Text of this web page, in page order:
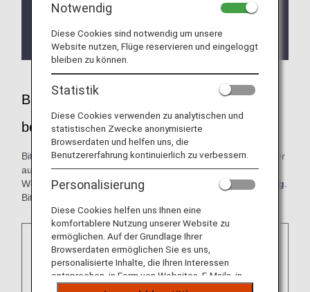
Wenn Sie an Schlafapnoe leiden (und ein
CPAP-Gerät verwenden), wenden Sie sich bitte
vor Ihrem Flug an den ANA Disability Desk.
Bitte teilen Sie uns mit, wenn Sie Hilfe
benötigen
Bitte beachten Sie, dass sich die Kabinenumgebung von der
auf dem Boden befindlichen Umgebung unterscheidet.
Weitere Informationen finden Sie unter
Kabinenumgebung
Bitte wenden Sie sich vor der Abreise an Ihren Arzt.
Notwendig
Diese Cookies sind notwendig um unsere
Website nutzen, Flüge reservieren und eingeloggt
bleiben zu können.
Statistik
Diese Cookies verwenden zu analytischen und
statistischen Zwecke anonymisierte
Browserdaten und helfen uns, die
Benutzererfahrung kontinuierlich zu verbessern.
Personalisierung
Diese Cookies helfen uns Ihnen eine
komfortablere Nutzung unserer Website zu
ermöglichen. Auf der Grundlage Ihrer
Browserdaten ermöglichen Sie es uns,
personalisierte Inhalte, die Ihren Interessen
entsprechen, in Form von Websites, E-Mails, in
sozialen Medien und Werbung anzubieten.